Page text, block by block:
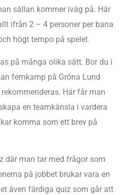
sällan kommer iväg på. Här
ifrån 2 – 4 personer per bana
högt tempo på spelet.
på många olika sätt. Bor du i
femkamp på Gröna Lund
Här får man
en teamkänsla i vardera
komma som ett brev på
där man tar med frågor som
på jobbet brukar vara en
även färdiga quiz som går att